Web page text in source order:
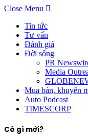
Close Menu
Tin tức
Tư vấn
Đánh giá
Đời sống
PR
Media
Mua bán, khuyến
Auto Podcast
TIMESCORP
Có gì mới?